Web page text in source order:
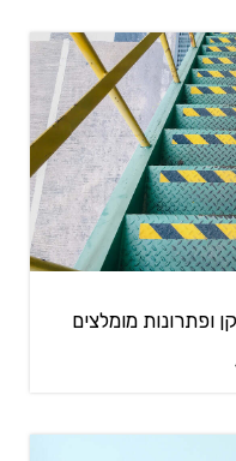
מומלצים